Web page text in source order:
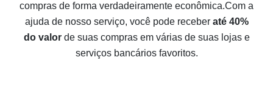
O melhor cashback no Aliexpress - como encontrá-lo
O melhor serviço de cashback para o Aliexpress -
vamos comparar ofertas
compras de forma verdadeiramente econômica.Com a
ajuda de nosso serviço, você pode receber até 40%
do valorde suas compras em várias de suas lojas e
serviços bancários favoritos.